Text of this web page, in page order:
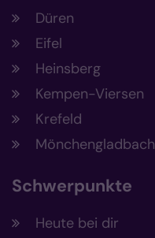
Düren
Eifel
Heinsberg
Kempen-Viersen
Krefeld
Mönchengladbach
Schwerpunkte
Heute bei dir